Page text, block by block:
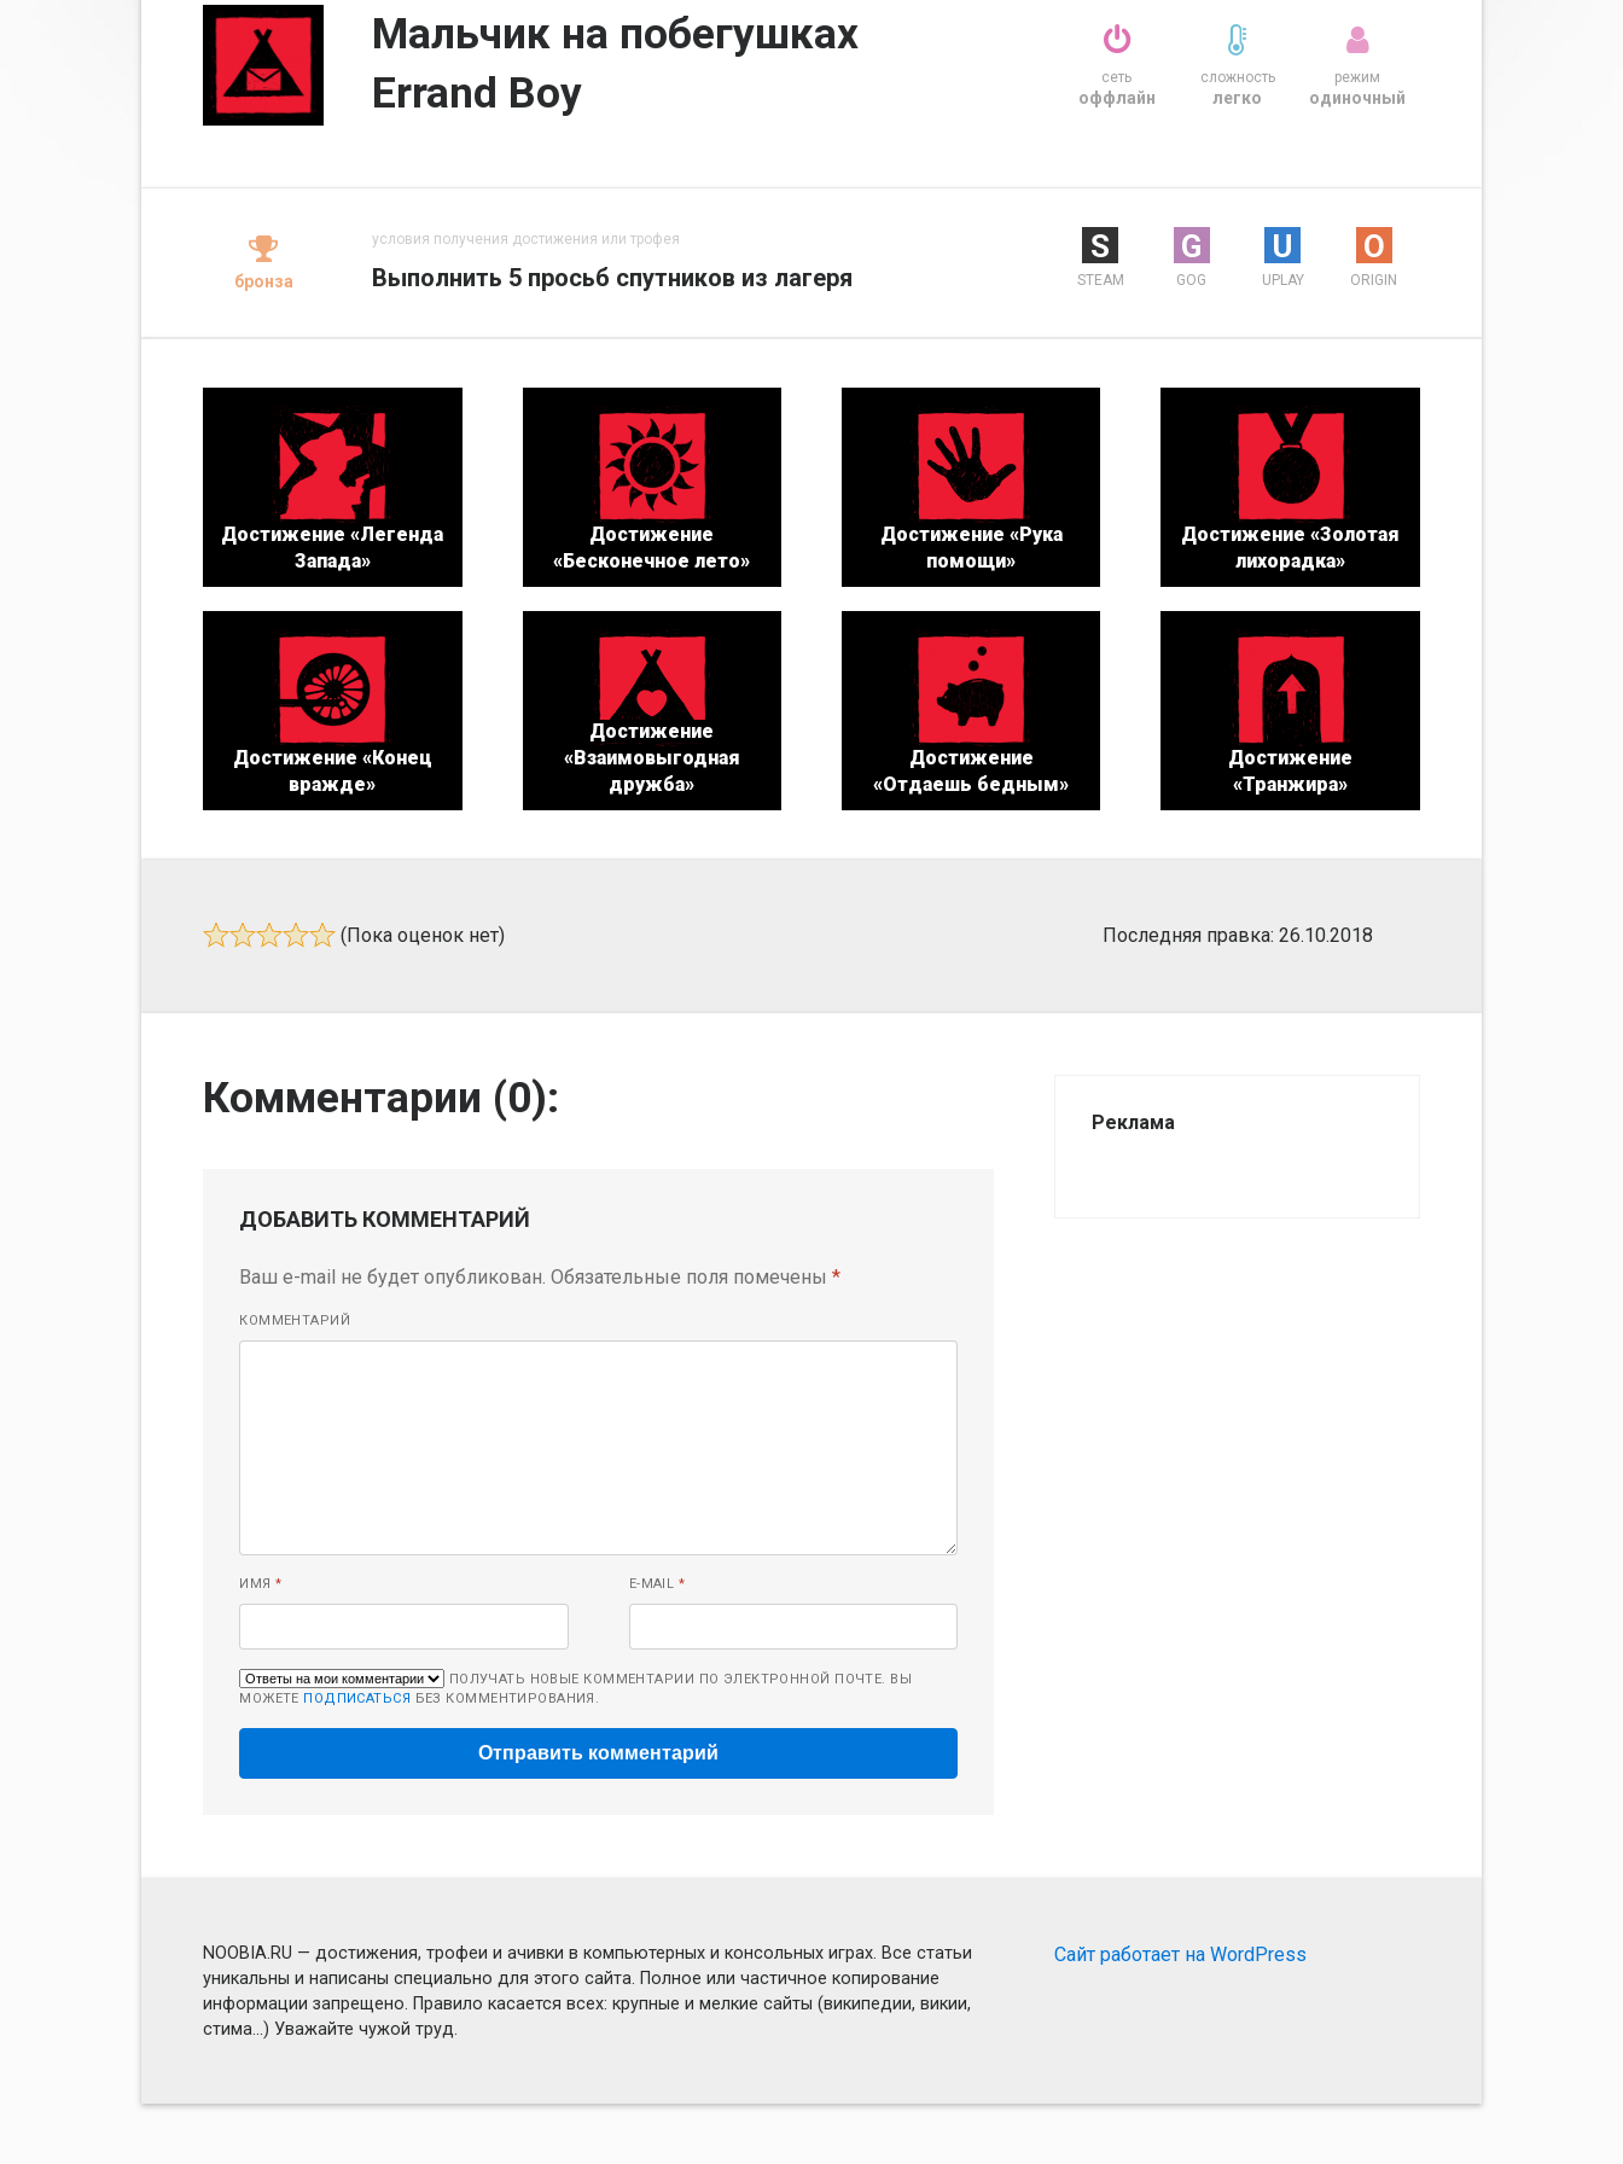
Мальчик на побегушках
Errand Boy
сеть
оффлайн
сложность
легко
режим
одиночный
бронза
условия получения достижения или трофея
Выполнить 5 просьб спутников из лагеря
S
STEAM
G
GOG
U
UPLAY
O
ORIGIN
Достижение «Легенда
Запада»
Достижение
«Бесконечное лето»
Достижение «Рука
помощи»
Достижение «Золотая
лихорадка»
Достижение «Конец
вражде»
Достижение
«Взаимовыгодная
дружба»
Достижение
«Отдаешь бедным»
Достижение
«Транжира»
(Пока оценок нет) Последняя правка: 26.10.2018
Комментарии (0):
ДОБАВИТЬ КОММЕНТАРИЙ
Ваш e-mail не будет опубликован. Обязательные поля помечены*
КОММЕНТАРИЙ
ИМЯ * E-MAIL *
ПОЛУЧАТЬ НОВЫЕ КОММЕНТАРИИ ПО ЭЛЕКТРОННОЙ ПОЧТЕ. ВЫ
МОЖЕТЕ ПОДПИСАТЬСЯ БЕЗ КОММЕНТИРОВАНИЯ.
Реклама
NOOBIA.RU — достижения, трофеи и ачивки в компьютерных и консольных играх. Все статьи
уникальны и написаны специально для этого сайта. Полное или частичное копирование
информации запрещено. Правило касается всех: крупные и мелкие сайты (википедии, викии,
стима...) Уважайте чужой труд.
Сайт работает на WordPress